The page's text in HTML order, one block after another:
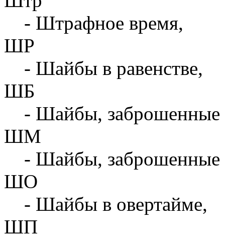
- Штрафное время,
ШР
- Шайбы в равенстве,
ШБ
- Шайбы, заброшенные
ШМ
- Шайбы, заброшенные
ШО
- Шайбы в овертайме,
ШП